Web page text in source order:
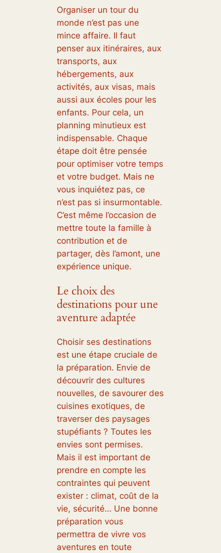
Organiser un tour du
monde n’est pas une
mince affaire. Il faut
penser aux itinéraires, aux
transports, aux
hébergements, aux
activités, aux visas, mais
aussi aux écoles pour les
enfants. Pour cela, un
planning minutieux est
indispensable. Chaque
étape doit être pensée
pour optimiser votre temps
et votre budget. Mais ne
vous inquiétez pas, ce
n’est pas si insurmontable.
C’est même l’occasion de
mettre toute la famille à
contribution et de
partager, dès l’amont, une
expérience unique.
Le choix des
destinations pour une
aventure adaptée
Choisir ses destinations
est une étape cruciale de
la préparation. Envie de
découvrir des cultures
nouvelles, de savourer des
cuisines exotiques, de
traverser des paysages
stupéfiants ? Toutes les
envies sont permises.
Mais il est important de
prendre en compte les
contraintes qui peuvent
exister : climat, coût de la
vie, sécurité… Une bonne
préparation vous
permettra de vivre vos
aventures en toute